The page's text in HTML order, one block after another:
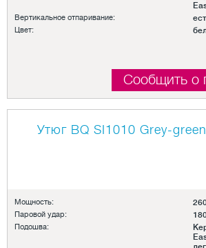
Вертикальное отпаривание:
Цвет:
Сообщить о
Утюг BQ SI1010 Grey-green
Мощность:
Паровой удар:
Подошва: